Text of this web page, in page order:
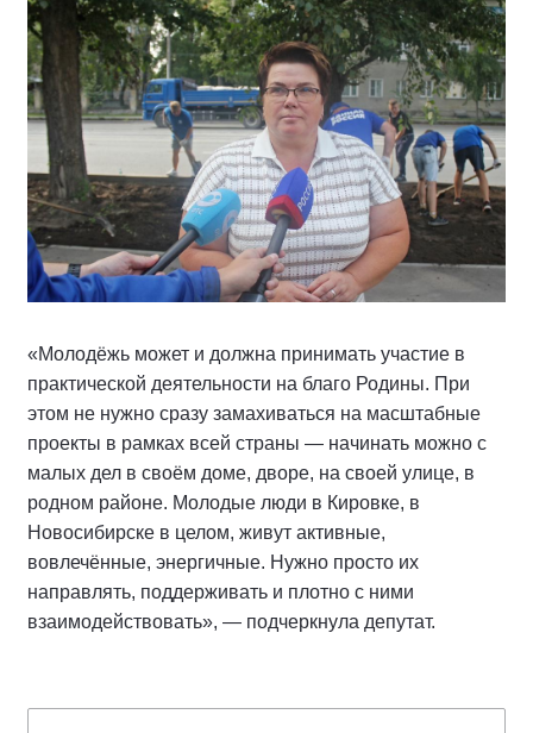
«Молодёжь может и должна принимать участие в
практической деятельности на благо Родины. При
этом не нужно сразу замахиваться на масштабные
проекты в рамках всей страны — начинать можно с
малых дел в своём доме, дворе, на своей улице, в
родном районе. Молодые люди в Кировке, в
Новосибирске в целом, живут активные,
вовлечённые, энергичные. Нужно просто их
направлять, поддерживать и плотно с ними
взаимодействовать», — подчеркнула депутат.